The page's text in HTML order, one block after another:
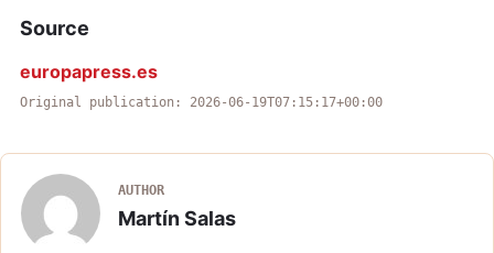
Source
europapress.es
Original publication: 2026-06-19T07:15:17+00:00
AUTHOR
Martín Salas